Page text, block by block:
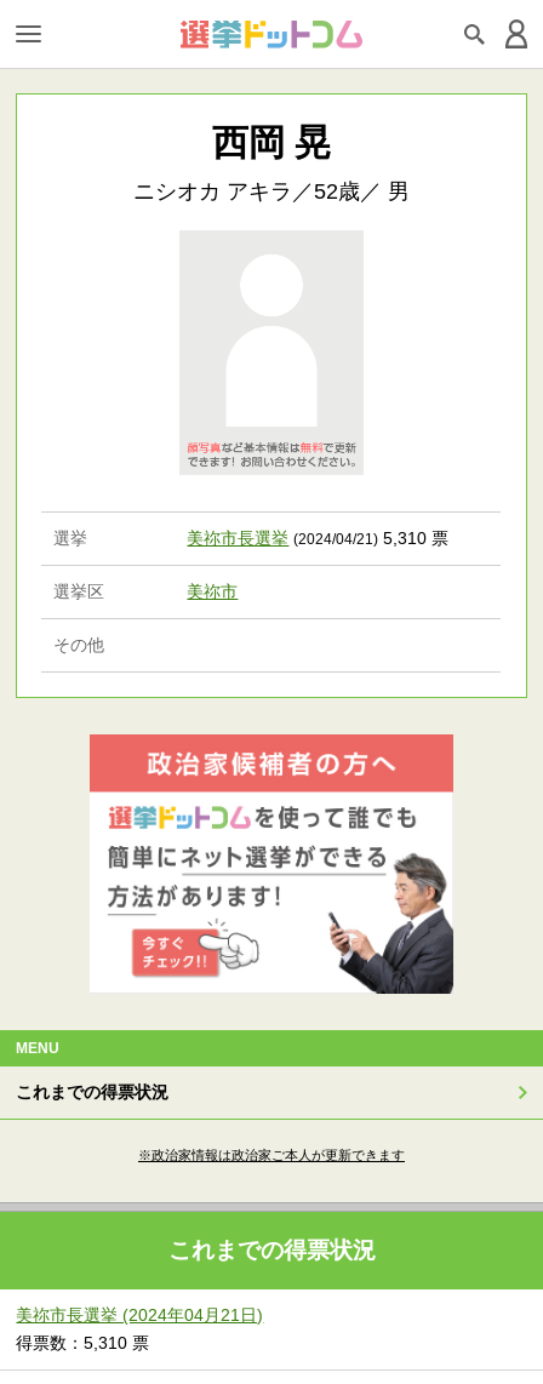
西岡 晃
ニシオカ アキラ／52歳／ 男
選挙 美祢市長選挙 (2024/04/21) 5,310 票
選挙区 美祢市
その他
MENU
これまでの得票状況
※政治家情報は政治家ご本人が更新できます
これまでの得票状況
美祢市長選挙 (2024年04月21日)
得票数：5,310 票